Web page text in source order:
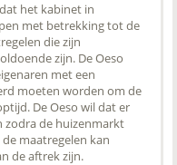
het kabinet in
met betrekking tot de
die zijn
zijn. De Oeso
met een
moeten worden om de
De Oeso wil dat er
zodra de huizenmarkt
maatregelen kan
de aftrek zijn.